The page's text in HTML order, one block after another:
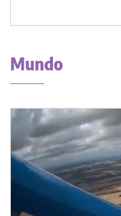
Mundo